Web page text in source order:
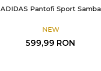
ADIDAS Pantofi Sport Samba
NEW
599,99 RON